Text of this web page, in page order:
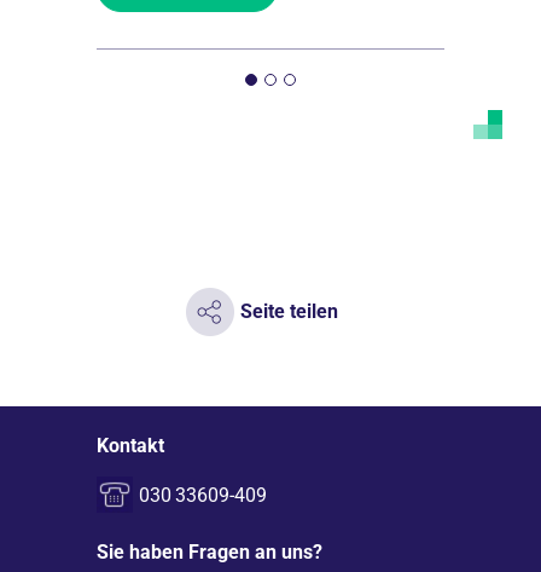
Seite teilen
Kontakt
030 33609-409
Sie haben Fragen an uns?